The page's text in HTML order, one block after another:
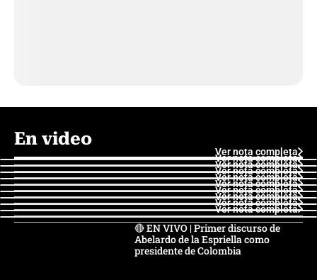
En video
Ver nota completa
Ver nota completa
Ver nota completa
Ver nota completa
Ver nota completa
Ver nota completa
Ver nota completa
Ver nota completa
Ver nota completa
Ver nota completa
🔴 EN VIVO | Primer discurso de
Abelardo de la Espriella como
presidente de Colombia